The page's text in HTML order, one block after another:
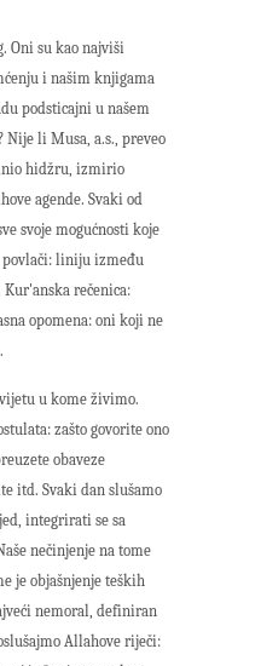
Oni su kao najviši
i našim knjigama
podsticajni u našem
li Musa, a.s., preveo
hidžru, izmirio
agende. Svaki od
svoje mogućnosti koje
povlači: liniju između
rečenica:
opomena: oni koji ne
u kome živimo.
zašto govorite ono
obaveze
itd. Svaki dan slušamo
integrirati se sa
nečinjenje na tome
je objašnjenje teških
nemoral, definiran
Allahove riječi: